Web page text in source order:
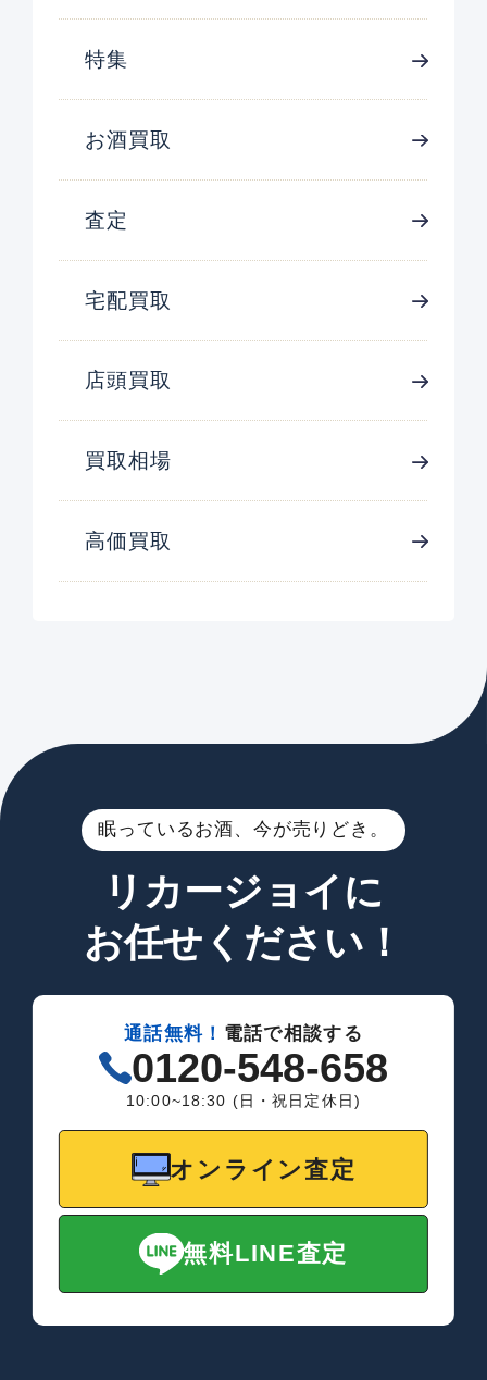
特集
お酒買取
査定
宅配買取
店頭買取
買取相場
高価買取
眠っているお酒、今が売りどき。
リカージョイに
お任せください！
通話無料！ 電話で相談する
0120-548-658
10:00~18:30 (日・祝日定休日)
オンライン査定
無料LINE査定